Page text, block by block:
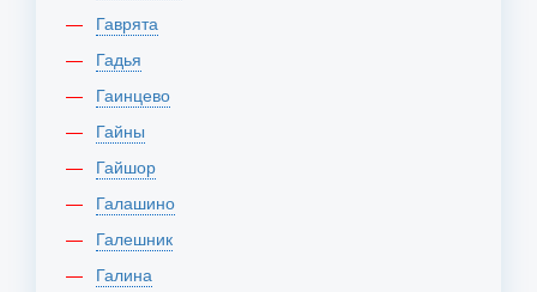
Гаврята
Гадья
Гаинцево
Гайны
Гайшор
Галашино
Галешник
Галина